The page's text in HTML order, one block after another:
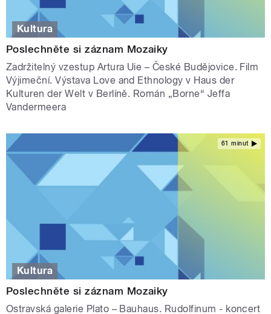
Kultura
Poslechněte si záznam Mozaiky
Zadržitelný vzestup Artura Uie – České Budějovice. Film
Výjimeční. Výstava Love and Ethnology v Haus der
Kulturen der Welt v Berlíně. Román „Borne“ Jeffa
Vandermeera
61 minut
Kultura
Poslechněte si záznam Mozaiky
Ostravská galerie Plato – Bauhaus. Rudolfinum - koncert